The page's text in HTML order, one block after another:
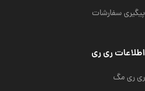
پیگیری سفارشات
اطلاعات ری ری
ری ری مگ